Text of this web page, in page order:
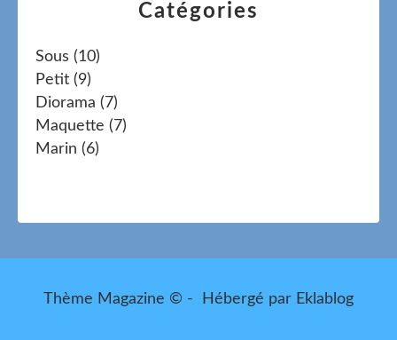
Catégories
Sous (10)
Petit (9)
Diorama (7)
Maquette (7)
Marin (6)
Thème Magazine © - Hébergé par Eklablog